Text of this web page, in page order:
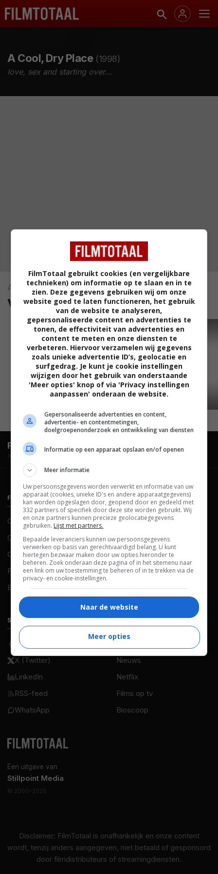
A Cool, Dry Place (1998)
love, sex and starting over...
A Cool, Dry Place
video's (1)
TRAILER
FilmTotaal. Hét online filmoverzicht.
hosted by
Een uitgave van
Stillpoint Media
© 2000–2026
FILMTOTAAL
Contact
Over ons
Colofon
FAQ
Blog
BELEID
Privacy
Voorwaarden
Cookies
Cookievoorkeuren
SOCIALS
Facebook
X (Twitter)
LinkedIn
RSS-feed
WhatsApp
ONTDEKKEN
Nieuws
Netflix
Films op tv
Bioscoop
Disclaimer: FilmTotaal is onafhankelijk en onze content
wordt, tenzij anders aangegeven, niet betaald of gesponsord
door filmdistributeurs of streamingdiensten.
FilmTotaal gebruikt cookies (en vergelijkbare
technieken) om informatie op te slaan en in te
zien. Deze gegevens gebruiken wij om onze
website goed te laten functioneren, het gebruik
van de website te analyseren,
gepersonaliseerde content en advertenties te
tonen, de effectiviteit van advertenties en
content te meten en onze diensten te
verbeteren. Hiervoor verzamelen wij gegevens
zoals unieke advertentie ID’s, geolocatie en
surfgedrag. Je kunt je cookie instellingen
wijzigen door het gebruik van onderstaande
'Meer opties' knop of via 'Privacy instellingen
aanpassen' onderaan de website.
Gepersonaliseerde advertenties en content,
advertentie- en contentmetingen,
doelgroepenonderzoek en ontwikkeling van diensten
Informatie op een apparaat opslaan en/of openen
Meer informatie
Uw persoonsgegevens worden verwerkt en informatie van uw
apparaat (cookies, unieke ID's en andere apparaatgegevens)
kan worden opgeslagen door, geopend door en gedeeld met
332 partners of specifiek door deze site worden gebruikt. Wij
en onze partners kunnen precieze geolocatiegegevens
gebruiken. Lijst met partners.
Bepaalde leveranciers kunnen uw persoonsgegevens
verwerken op basis van gerechtvaardigd belang. U kunt
hiertegen bezwaar maken door uw opties hieronder te
beheren. Zoek onderaan deze pagina of in het sitemenu naar
een link om uw toestemming te beheren of in te trekken via de
privacy- en cookie-instellingen.
Naar de website
Meer opties